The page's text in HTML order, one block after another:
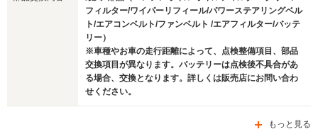
フィルター/ワイパーリフィール/パワーステアリングベル
ト/エアコンベルト/ファンベルト /エアフィルター/バッテ
リー）
※車種やお車の走行距離によって、点検整備項目、部品
交換項目が異なります。バッテリーは点検後不具合があ
る場合、交換となります。詳しくは販売店にお問い合わ
せください。
もっと見る